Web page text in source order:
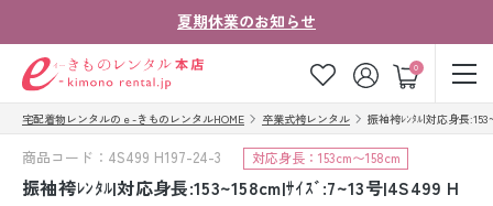
夏期休業のお知らせ
0
ゲスト
お気に入り ログイン カート
ご注文の流れ
宅配着物レンタルのｅ-きものレンタルHOME 卒業式袴レンタル 振袖袴ﾚﾝﾀﾙ|対応身長
商品コード：4S499 H197-24-3 対応身長：153cm〜158cm
振袖袴ﾚﾝﾀﾙ|対応身長:153~158cm|ｻｲｽﾞ:7~13号|4S499 H